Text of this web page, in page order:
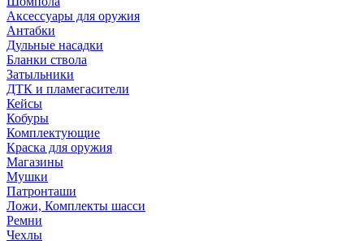
Аксессуары для оружия
Антабки
Дульные насадки
Бланки ствола
Затыльники
ДТК и пламегасители
Кейсы
Кобуры
Комплектующие
Краска для оружия
Магазины
Мушки
Патронташи
Ложи, Комплекты шасси
Ремни
Чехлы